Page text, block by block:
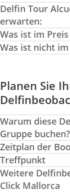
Delfin Tour
erwarten:
Was ist im
Was ist nicht
Planen Sie
Warum diese
Gruppe buchen?
Zeitplan der
Treffpunkt
Weitere
Click Mallorca